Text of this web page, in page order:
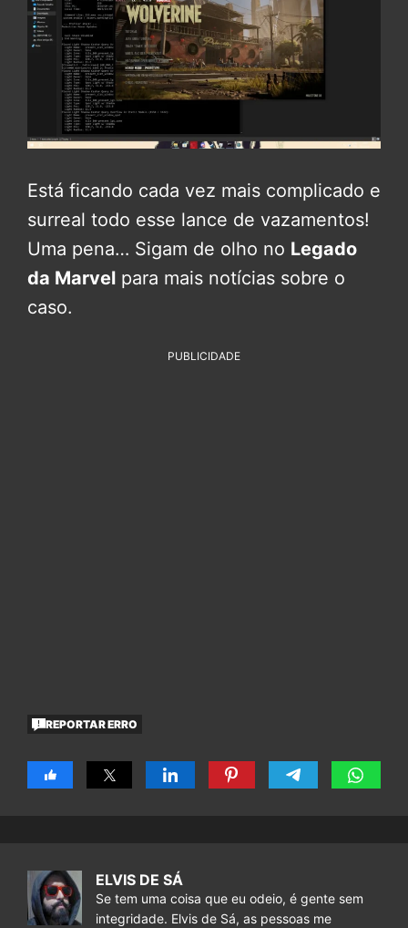
Está ficando cada vez mais complicado e
surreal todo esse lance de vazamentos!
Uma pena… Sigam de olho no Legado
da Marvel para mais notícias sobre o
caso.
PUBLICIDADE
REPORTAR ERRO
ELVIS DE SÁ
Se tem uma coisa que eu odeio, é gente sem
integridade. Elvis de Sá, as pessoas me